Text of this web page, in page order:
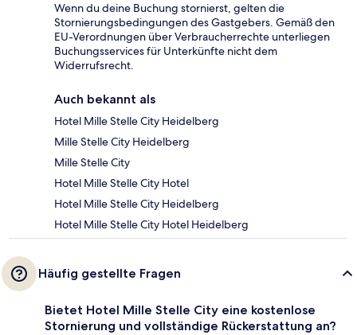
Wenn du deine Buchung stornierst, gelten die
Stornierungsbedingungen des Gastgebers. Gemäß den
EU-Verordnungen über Verbraucherrechte unterliegen
Buchungsservices für Unterkünfte nicht dem
Widerrufsrecht.
Auch bekannt als
Hotel Mille Stelle City Heidelberg
Mille Stelle City Heidelberg
Mille Stelle City
Hotel Mille Stelle City Hotel
Hotel Mille Stelle City Heidelberg
Hotel Mille Stelle City Hotel Heidelberg
Häufig gestellte Fragen
Bietet Hotel Mille Stelle City eine kostenlose
Stornierung und vollständige Rückerstattung an?